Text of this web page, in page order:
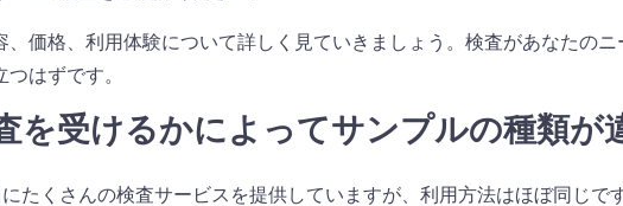
、価格、利用体験について詳しく見ていきましょう。検査があなたのニ
はずです。
を受けるかによってサンプルの種類が
たくさんの検査サービスを提供していますが、利用方法はほぼ同じです